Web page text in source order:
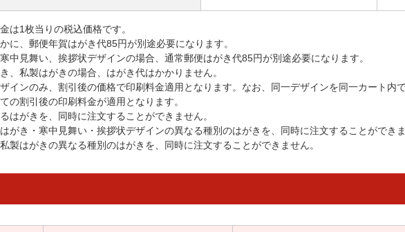
は1枚当りの税込価格です。
に、郵便年賀はがき代85円が別途必要になります。
中見舞い、挨拶状デザインの場合、通常郵便はがき代85円が別途必要になります。
、私製はがきの場合、はがき代はかかりません。
インのみ、割引後の価格で印刷料金適用となります。なお、同一デザインを同一カート内
の割引後の印刷料金が適用となります。
はがきを、同時に注文することができません。
がき・寒中見舞い・挨拶状デザインの異なる種別のはがきを、同時に注文することができま
製はがきの異なる種別のはがきを、同時に注文することができません。